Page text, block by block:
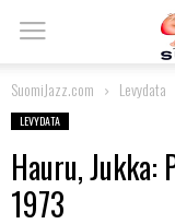
SuomiJazz.com Levydata
LEVYDATA
Hauru, Jukka:
1973